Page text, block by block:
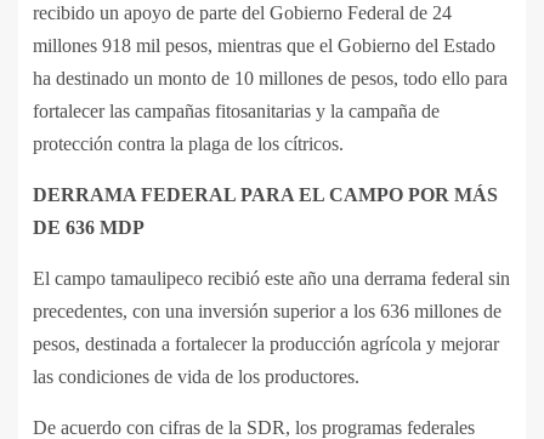
recibido un apoyo de parte del Gobierno Federal de 24
millones 918 mil pesos, mientras que el Gobierno del Estado
ha destinado un monto de 10 millones de pesos, todo ello para
fortalecer las campañas fitosanitarias y la campaña de
protección contra la plaga de los cítricos.
DERRAMA FEDERAL PARA EL CAMPO POR MÁS
DE 636 MDP
El campo tamaulipeco recibió este año una derrama federal sin
precedentes, con una inversión superior a los 636 millones de
pesos, destinada a fortalecer la producción agrícola y mejorar
las condiciones de vida de los productores.
De acuerdo con cifras de la SDR, los programas federales